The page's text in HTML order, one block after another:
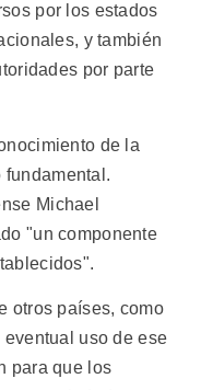
por los estados
y también
por parte
de la
Michael
"un componente
otros países, como
uso de ese
para que los